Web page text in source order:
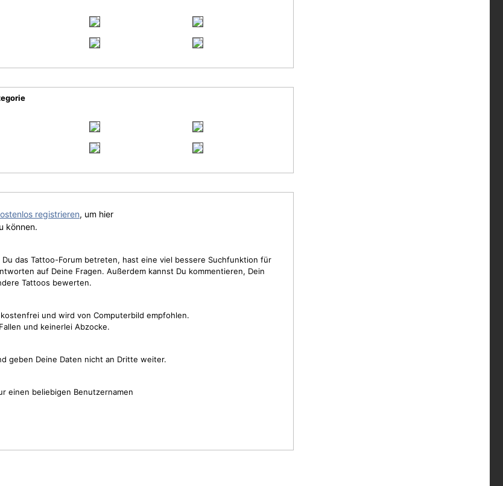
registrieren, um hier
können.
das Tattoo-Forum betreten, hast eine viel bessere Suchfunktion für
auf Deine Fragen. Außerdem kannst Du kommentieren, Dein
Tattoos bewerten.
und wird von Computerbild empfohlen.
und keinerlei Abzocke.
geben Deine Daten nicht an Dritte weiter.
einen beliebigen Benutzernamen